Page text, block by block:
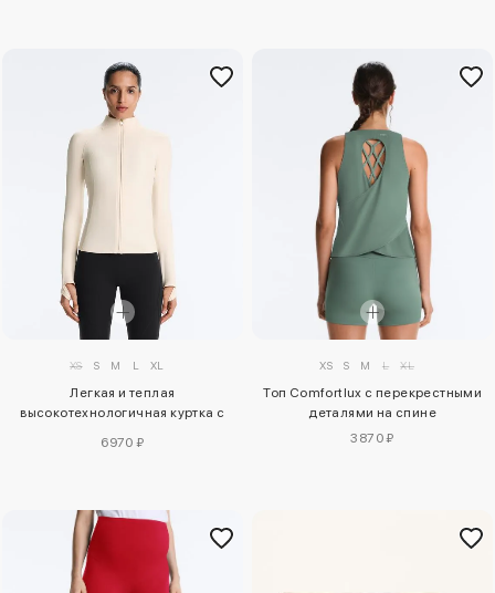
XS S M L XL
Легкая и теплая
высокотехнологичная куртка с
6970 ₽
XS S M L XL
Топ Comfortlux с перекрестными
деталями на спине
3870 ₽